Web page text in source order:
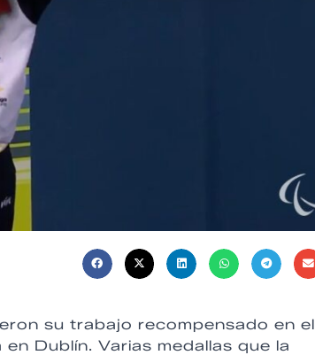
su trabajo recompensado en el
Dublín. Varias medallas que la